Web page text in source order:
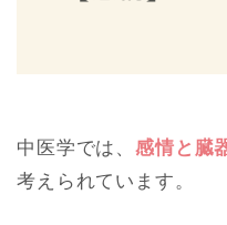
中医学では、感情と臓
考えられています。